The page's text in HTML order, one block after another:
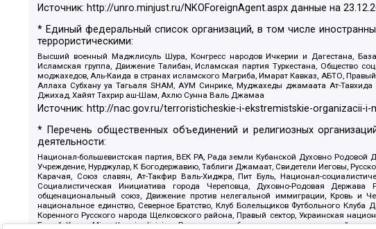
Источник: http://unro.minjust.ru/NKOForeignAgent.aspx данные на
* Единый федеральный список организаций, в том числе
террористическими:
Высший военный Маджлисуль Шура, Конгресс народов Ичкерии и Дагестана,
Исламская группа, Движение Талибан, Исламская партия Туркестана,
моджахедов, Аль-Каида в странах исламского Магриба, Имарат Кавказ, АБТО,
Аллаха Субхану уа Тагьаля SHAM, АУМ Синрике, Муджахеды джамаата Ат-
Джихад, Хайят Тахрир аш-Шам, Ахлю Сунна Валь Джамаа
Источник: http://nac.gov.ru/terroristicheskie-i-ekstremistskie-organizacii-i-
* Перечень общественных объединений и религиозных
деятельности:
Национал-большевистская партия, ВЕК РА, Рада земли Кубанской Духовно
Учреждение, Нурджулар, К Богодержавию, Таблиги Джамаат, Свидетели Иеговы,
Карачая, Союз славян, Ат-Такфир Валь-Хиджра, Пит Буль, Национал-
Социалистическая Инициатива города Череповца, Духовно-Родовая Держава
общенациональный союз, Движение против нелегальной иммиграции, Кровь и
национальное единство, Северное Братство, Клуб Болельщиков Футбольного
Коренного Русского народа Щелковского района, Правый сектор, Украинская
Белый Крест, Misanthropic division, Религиозное объединение последователей